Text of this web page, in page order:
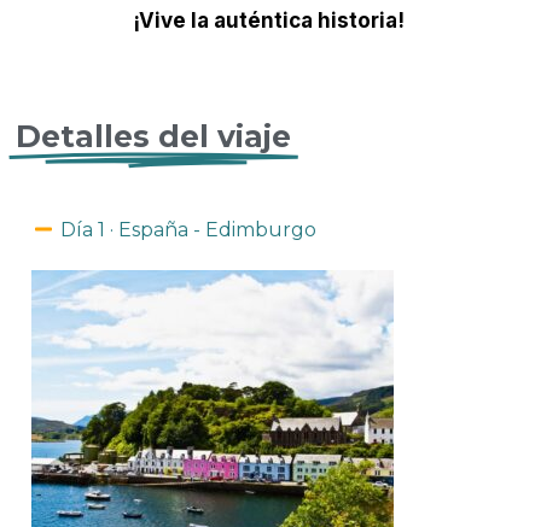
¡Vive la auténtica historia!
Detalles del viaje
Día 1 · España - Edimburgo